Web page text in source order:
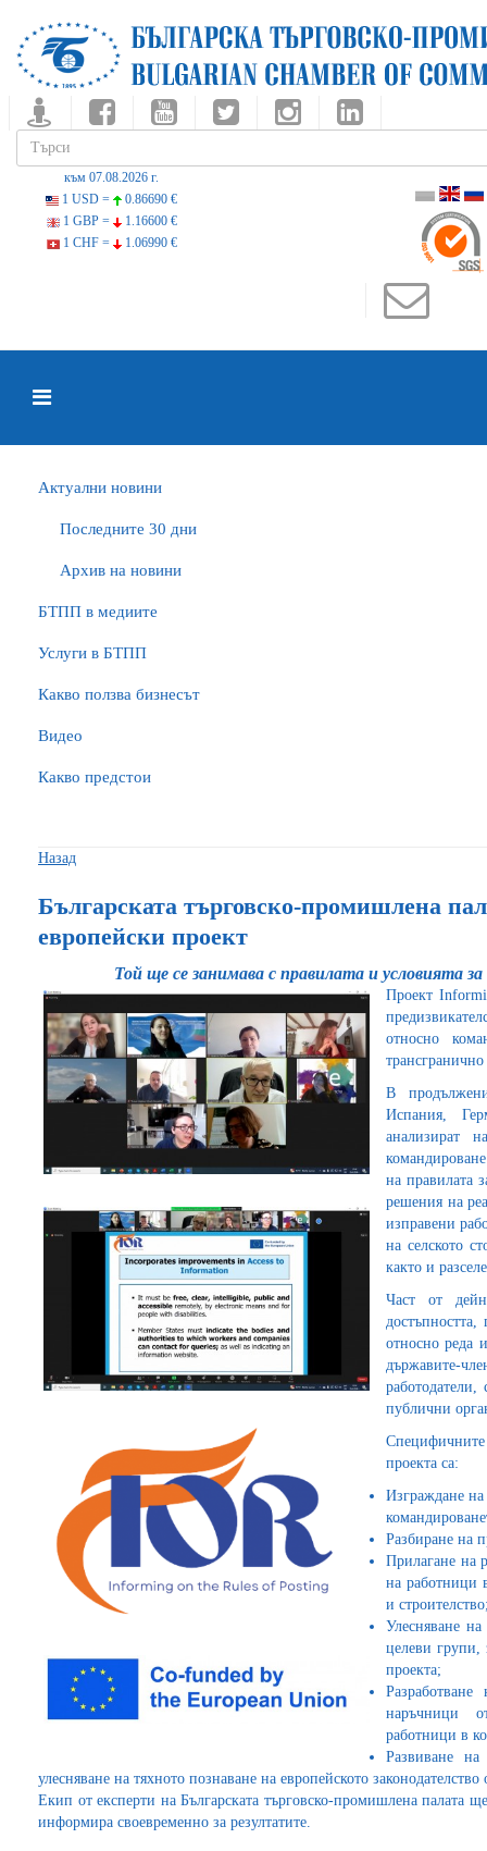
към 07.08.2026 г.
1 USD =
0.86690 €
1 GBP =
1.16600 €
1 CHF =
1.06990 €
Актуални новини
Последните 30 дни
Архив на новини
БTПП в медиите
Услуги в БТПП
Какво ползва бизнесът
Видео
Какво предстои
Назад
Българската търговско-промишлена
европейски проект
Той ще се занимава с правилата и условията
Проект
относно
В
Испания,
анализират
на правилата
решения на
изправени
на селското
както и
Част от
достъпността,
относно реда
държавите-
публични
проекта са:
Изграждане на
Разбиране на
Прилагане на
на работници
и
Улесняване
целеви групи,
проекта;
наръчници
работници в
Развиване на
улесняване на тяхното познаване на европейското
Екип от експерти на Българската търговско-промишлена палата
информира своевременно за резултатите.